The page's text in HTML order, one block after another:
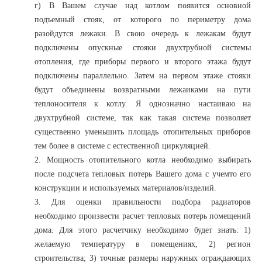
г) В Вашем случае над котлом появится основной
подъемный стояк, от которого по периметру дома
разойдутся лежаки. В свою очередь к лежакам будут
подключены опускные стояки двухтрубной системы
отопления, где приборы первого и второго этажа будут
подключены параллельно. Затем на первом этаже стояки
будут объединены возвратными лежаиками на пути
теплоносителя к котлу. Я однозначно настаиваю на
двухтрубной системе, так как такая система позволяет
существенно уменьшить площадь отопительных приборов
тем более в системе с естественной циркуляцией.
2. Мощность отопительного котла необходимо выбирать
после подсчета тепловых потерь Вашего дома с учемто его
конструкции и используемых материалов/изделий.
3. Для оценки правильности подбора радиаторов
необходимо произвести расчет тепловых потерь помещений
дома. Для этого расчетчику необходимо будет знать: 1)
желаемую температуру в помещениях, 2) регион
строительства; 3) точные размеры наружных ограждающих